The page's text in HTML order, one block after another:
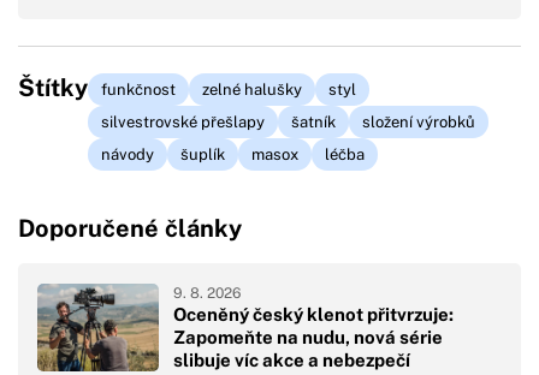
Štítky funkčnost zelné halušky
styl
silvestrovské přešlapy
šatník
složení výrobků
návody
šuplík masox léčba
Doporučené články
Oceněný český klenot přitvrzuje:
Zapomeňte na nudu, nová série
slibuje víc akce a nebezpečí
9. 8. 2026